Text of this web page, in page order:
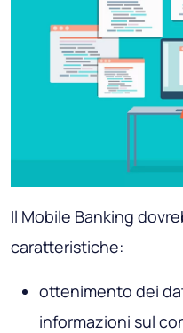
Il Mobile Banking
caratteristiche:
ottenimento dei
informazioni sul